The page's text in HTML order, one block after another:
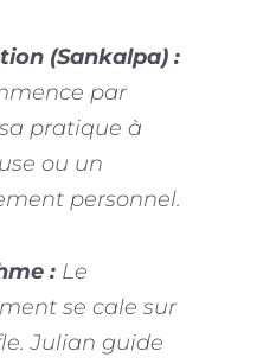
(Sankalpa) :
par
pratique à
ou un
personnel.
:Le
se cale sur
Julian guide